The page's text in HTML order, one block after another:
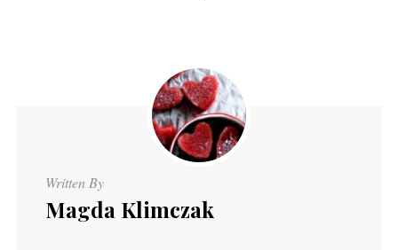
Written By
Magda Klimczak